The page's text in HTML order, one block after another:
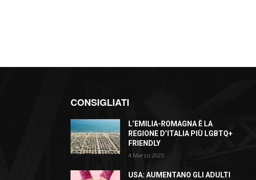
CONSIGLIATI
L’EMILIA-ROMAGNA È LA
REGIONE D’ITALIA PIÙ LGBTQ+
FRIENDLY
4 Marzo 2025
USA: AUMENTANO GLI ADULTI